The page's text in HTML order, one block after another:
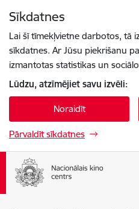
Sīkdatnes
Lai šī tīmekļvietne darbotos, tā
sīkdatnes. Ar Jūsu piekrišanu
izmantotas statistikas un
Lūdzu, atzīmējiet savu izvēli:
Noraidīt
Pārvaldīt sīkdatnes